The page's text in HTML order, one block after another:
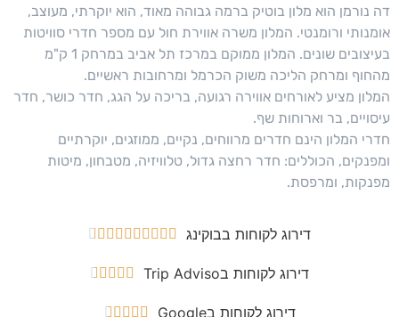
דה נורמן הוא מלון בוטיק ברמה גבוהה מאוד, הוא יוקרתי, מעוצב,
אומנותי ורומנטי. המלון משרה אווירת חול עם מספר חדרי סוויטות
בעיצובים שונים. המלון ממוקם במרכז תל אביב במרחק 1 ק"מ
מהחוף ומרחק הליכה משוק הכרמל ומרחובות ראשיים.
המלון מציע לאורחים אווירה רגועה, בריכה על הגג, חדר כושר, חדר
עיסויים, בר וארוחות שף.
חדרי המלון הינם חדרים מרווחים, נקיים, ממוזגים, יוקרתיים
ומפנקים, הכוללים: חדר רחצה גדול, טלוויזיה, מטבחון, מיטות
מפנקות, ומרפסת.
דירוג לקוחות בבוקינג 









דירוג לקוחות בTrip Adviso 




דירוג לקוחות בGoogle 



